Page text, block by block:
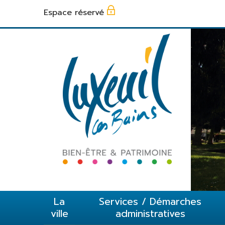
Espace réservé
La
ville
Services / Démarches
administratives
Panneau de gestion des cookies